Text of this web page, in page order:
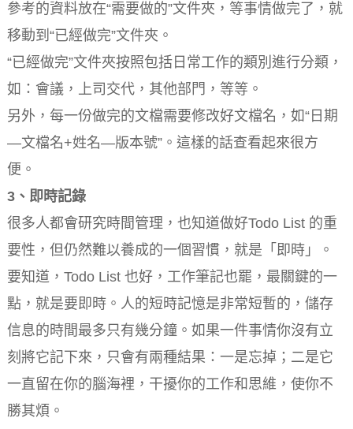
參考的資料放在“需要做的”文件夾，等事情做完了，就
移動到“已經做完”文件夾。
“已經做完”文件夾按照包括日常工作的類別進行分類，
如：會議，上司交代，其他部門，等等。
另外，每一份做完的文檔需要修改好文檔名，如“日期
—文檔名+姓名—版本號”。這樣的話查看起來很方
便。
3、即時記錄
很多人都會研究時間管理，也知道做好Todo List 的重
要性，但仍然難以養成的一個習慣，就是「即時」。
要知道，Todo List 也好，工作筆記也罷，最關鍵的一
點，就是要即時。人的短時記憶是非常短暫的，儲存
信息的時間最多只有幾分鐘。如果一件事情你沒有立
刻將它記下來，只會有兩種結果：一是忘掉；二是它
一直留在你的腦海裡，干擾你的工作和思維，使你不
勝其煩。